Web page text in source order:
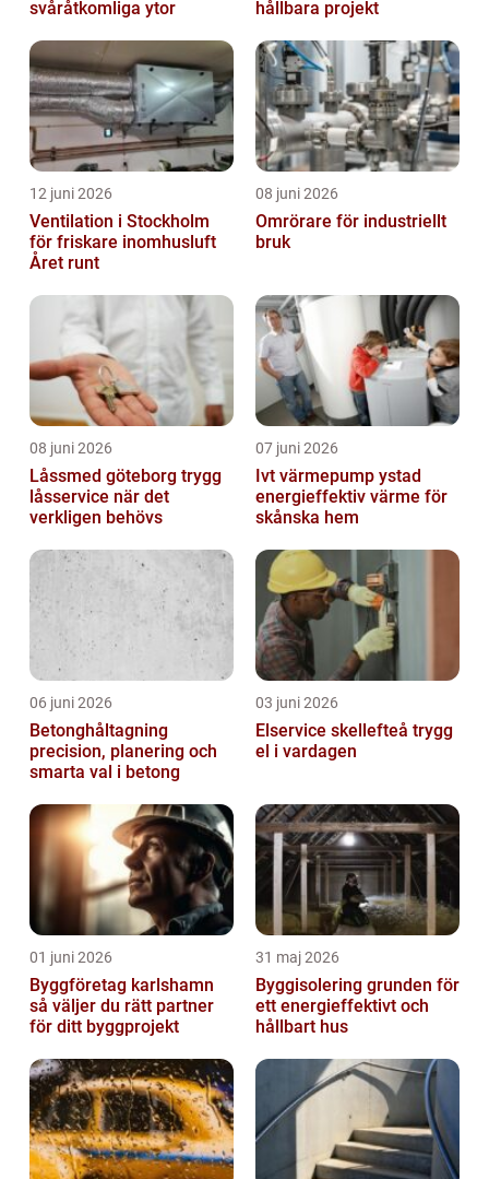
svåråtkomliga ytor hållbara projekt
12 juni 2026
Ventilation i Stockholm
för friskare inomhusluft
Året runt
08 juni 2026
Omrörare för industriellt
bruk
08 juni 2026
Låssmed göteborg trygg
låsservice när det
verkligen behövs
07 juni 2026
Ivt värmepump ystad
energieffektiv värme för
skånska hem
06 juni 2026
Betonghåltagning
precision, planering och
smarta val i betong
03 juni 2026
Elservice skellefteå trygg
el i vardagen
01 juni 2026
Byggföretag karlshamn
så väljer du rätt partner
för ditt byggprojekt
31 maj 2026
Byggisolering grunden för
ett energieffektivt och
hållbart hus